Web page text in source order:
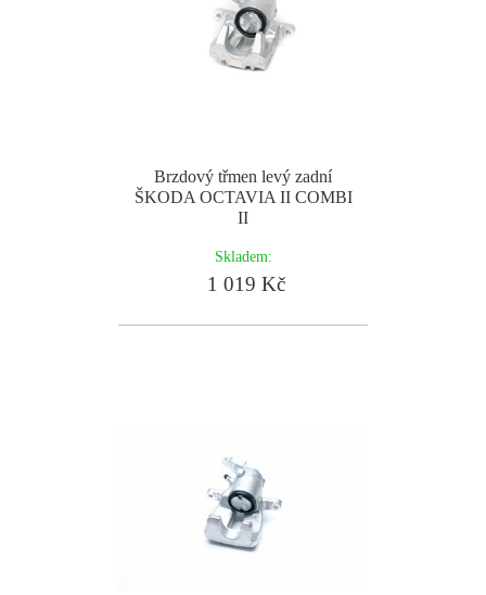
Brzdový třmen levý zadní
ŠKODA OCTAVIA II COMBI
II
Skladem:
1 019 Kč